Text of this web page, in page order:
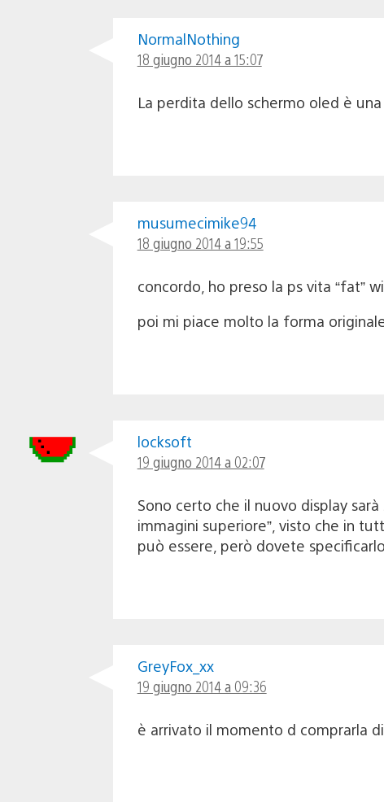
NormalNothing
18 giugno 2014 a 15:07
La perdita dello schermo oled è
musumecimike94
18 giugno 2014 a 19:55
concordo, ho preso la ps vita “fat”
poi mi piace molto la forma
locksoft
19 giugno 2014 a 02:07
Sono certo che il nuovo display
immagini superiore”, visto che in
può essere, però dovete
GreyFox_xx
19 giugno 2014 a 09:36
è arrivato il momento d comprarla